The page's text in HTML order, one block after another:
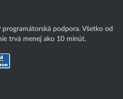
programátorská podpora. Všetko od
trvá menej ako 10 minút.